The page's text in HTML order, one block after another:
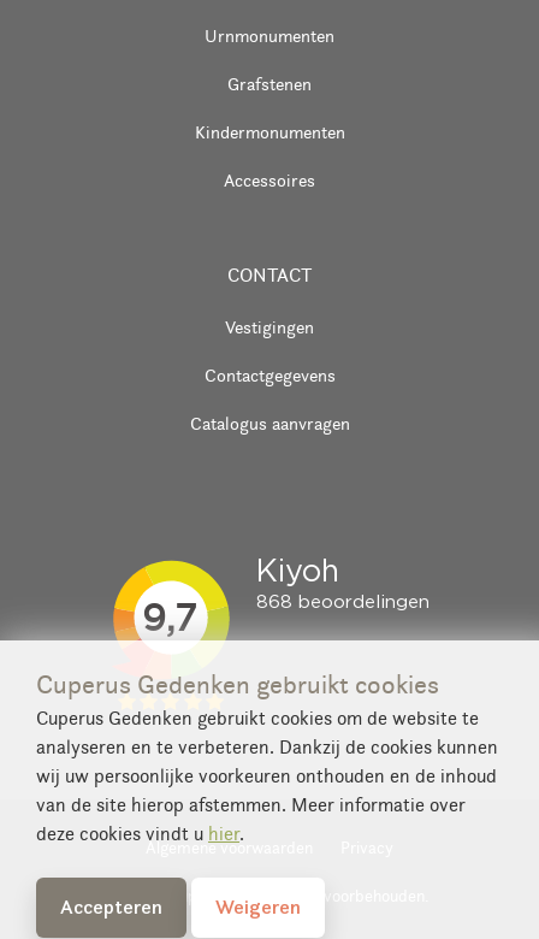
Urnmonumenten
Grafstenen
Kindermonumenten
Accessoires
CONTACT
Vestigingen
Contactgegevens
Catalogus aanvragen
Algemene voorwaarden
© 2026 Cuperus. Alle rechten voorbehouden.
Cuperus Gedenken gebruikt cookies
Cuperus Gedenken gebruikt cookies om de website te
analyseren en te verbeteren. Dankzij de cookies kunnen
wij uw persoonlijke voorkeuren onthouden en de inhoud
van de site hierop afstemmen. Meer informatie over
deze cookies vindt u hier.
Accepteren Weigeren